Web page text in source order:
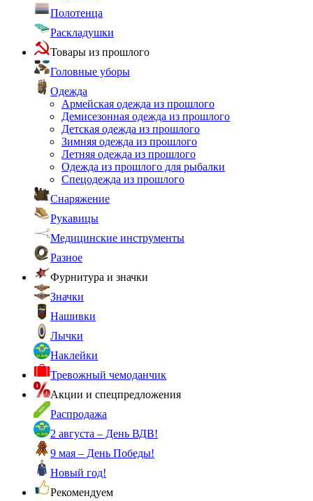
Полотенца
Раскладушки
Товары из прошлого
Головные уборы
Одежда
Армейская одежда из прошлого
Демисезонная одежда из прошлого
Детская одежда из прошлого
Зимняя одежда из прошлого
Летняя одежда из прошлого
Одежда из прошлого для рыбалки
Спецодежда из прошлого
Снаряжение
Рукавицы
Медицинские инструменты
Разное
Фурнитура и значки
Значки
Нашивки
Лычки
Наклейки
Тревожный чемоданчик
Акции и спецпредложения
Распродажа
2 августа – День ВДВ!
9 мая – День Победы!
Новый год!
Рекомендуем